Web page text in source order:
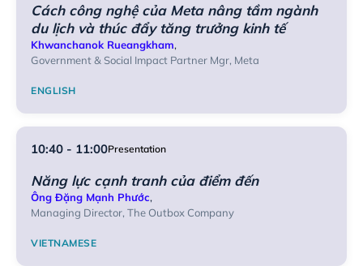
Cách công nghệ của Meta nâng tầm ngành
du lịch và thúc đẩy tăng trưởng kinh tế
Khwanchanok Rueangkham,
Government & Social Impact Partner Mgr, Meta
ENGLISH
10:40 - 11:00Presentation
Năng lực cạnh tranh của điểm đến
Ông Đặng Mạnh Phước,
Managing Director, The Outbox Company
VIETNAMESE